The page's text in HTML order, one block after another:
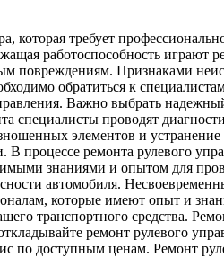
требует
работоспособность
повреждениям. Признаками
обратиться к
Важно выбрать
проводят
элементов и
процессе ремонта рулевого
знаниями и опытом для
автомобиля.
которые имеют опыт и
транспортного средства.
ремонт рулевого
по доступным ценам. Ремонт